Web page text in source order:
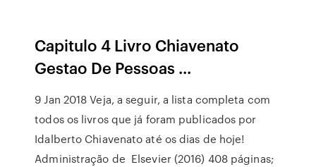
Capitulo 4 Livro Chiavenato
Gestao De Pessoas ...
9 Jan 2018 Veja, a seguir, a lista completa com
todos os livros que já foram publicados por
Idalberto Chiavenato até os dias de hoje!
Administração de Elsevier (2016) 408 páginas;